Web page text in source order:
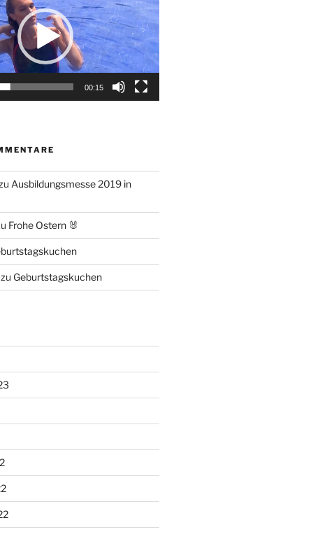
00:15
Ausbildungsmesse 2019 in
Frohe Ostern 🐰
Geburtstagskuchen